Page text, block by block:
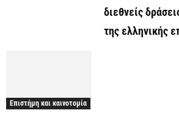
διεθνείς
της ελληνικής
Επιστήμη και καινοτομία